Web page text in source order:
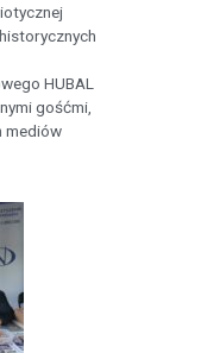
HUBAL
gośćmi,
mediów